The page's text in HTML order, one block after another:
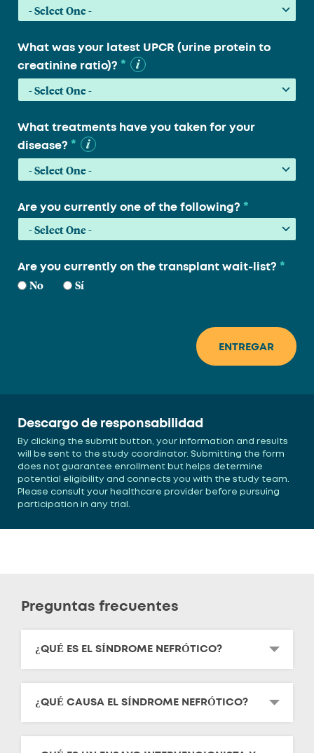
What was your latest UPCR (urine protein to
creatinine ratio)? *
What treatments have you taken for your
disease? *
Are you currently one of the following? *
Are you currently on the transplant wait-list? *
No Sí
Descargo de responsabilidad
By clicking the submit button, your information and results
will be sent to the study coordinator. Submitting the form
does not guarantee enrollment but helps determine
potential eligibility and connects you with the study team.
Please consult your healthcare provider before pursuing
participation in any trial.
Preguntas frecuentes
¿QUÉ ES EL SÍNDROME NEFRÓTICO?
¿QUÉ CAUSA EL SÍNDROME NEFRÓTICO?